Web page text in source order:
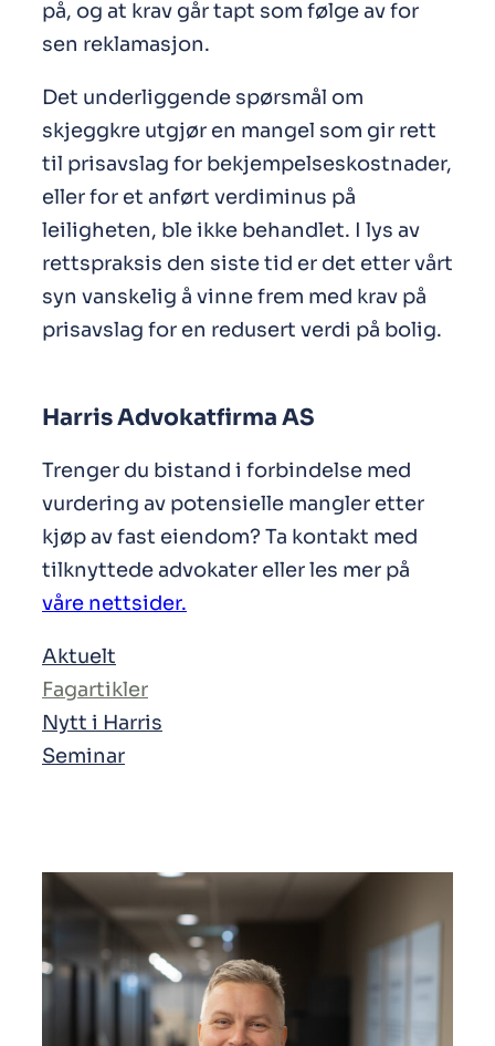
på, og at krav går tapt som følge av for
sen reklamasjon.
Det underliggende spørsmål om
skjeggkre utgjør en mangel som gir rett
til prisavslag for bekjempelseskostnader,
eller for et anført verdiminus på
leiligheten, ble ikke behandlet. I lys av
rettspraksis den siste tid er det etter vårt
syn vanskelig å vinne frem med krav på
prisavslag for en redusert verdi på bolig.
Harris Advokatfirma AS
Trenger du bistand i forbindelse med
vurdering av potensielle mangler etter
kjøp av fast eiendom? Ta kontakt med
tilknyttede advokater eller les mer på
våre nettsider.
Aktuelt
Fagartikler
Nytt i Harris
Seminar